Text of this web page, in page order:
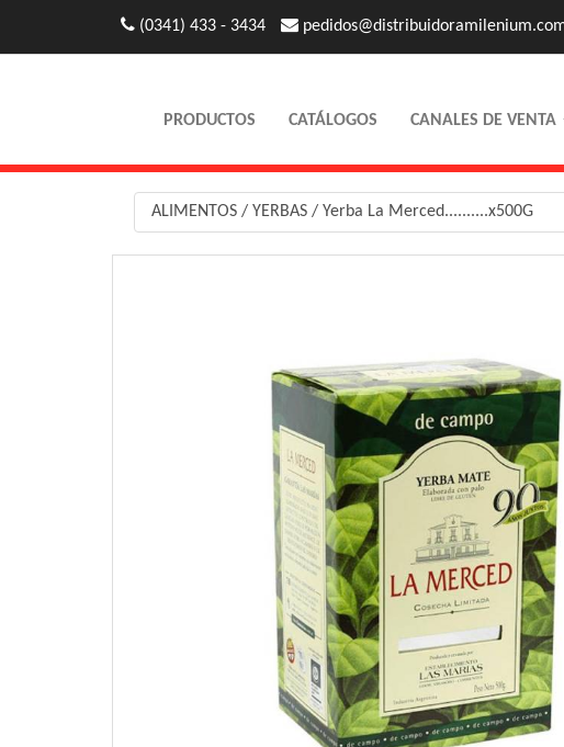
(0341) 433 - 3434
PRODUCTOS CATÁLOGOS CANALES DE VENTA
ALIMENTOS / YERBAS / Yerba La Merced..........x500G